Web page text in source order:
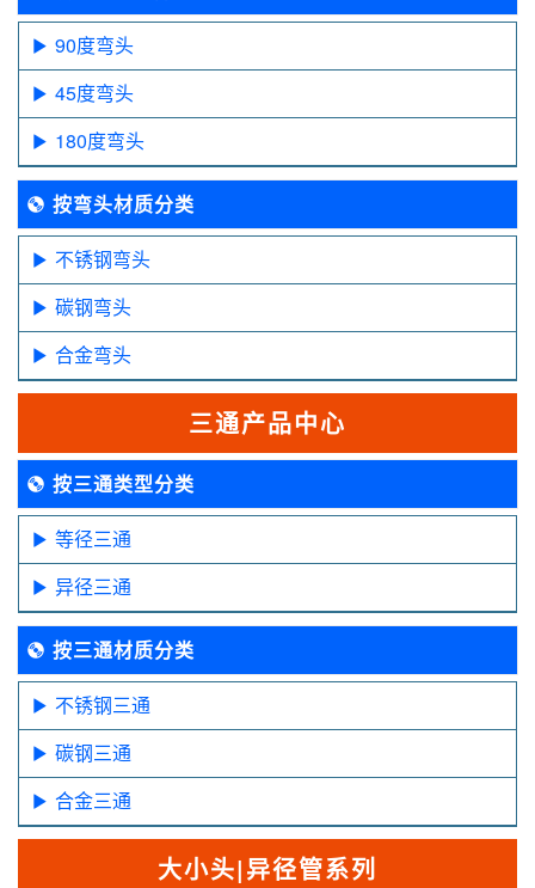
90度弯头
45度弯头
180度弯头
按弯头材质分类
不锈钢弯头
碳钢弯头
合金弯头
三通产品中心
按三通类型分类
等径三通
异径三通
按三通材质分类
不锈钢三通
碳钢三通
合金三通
大小头|异径管系列